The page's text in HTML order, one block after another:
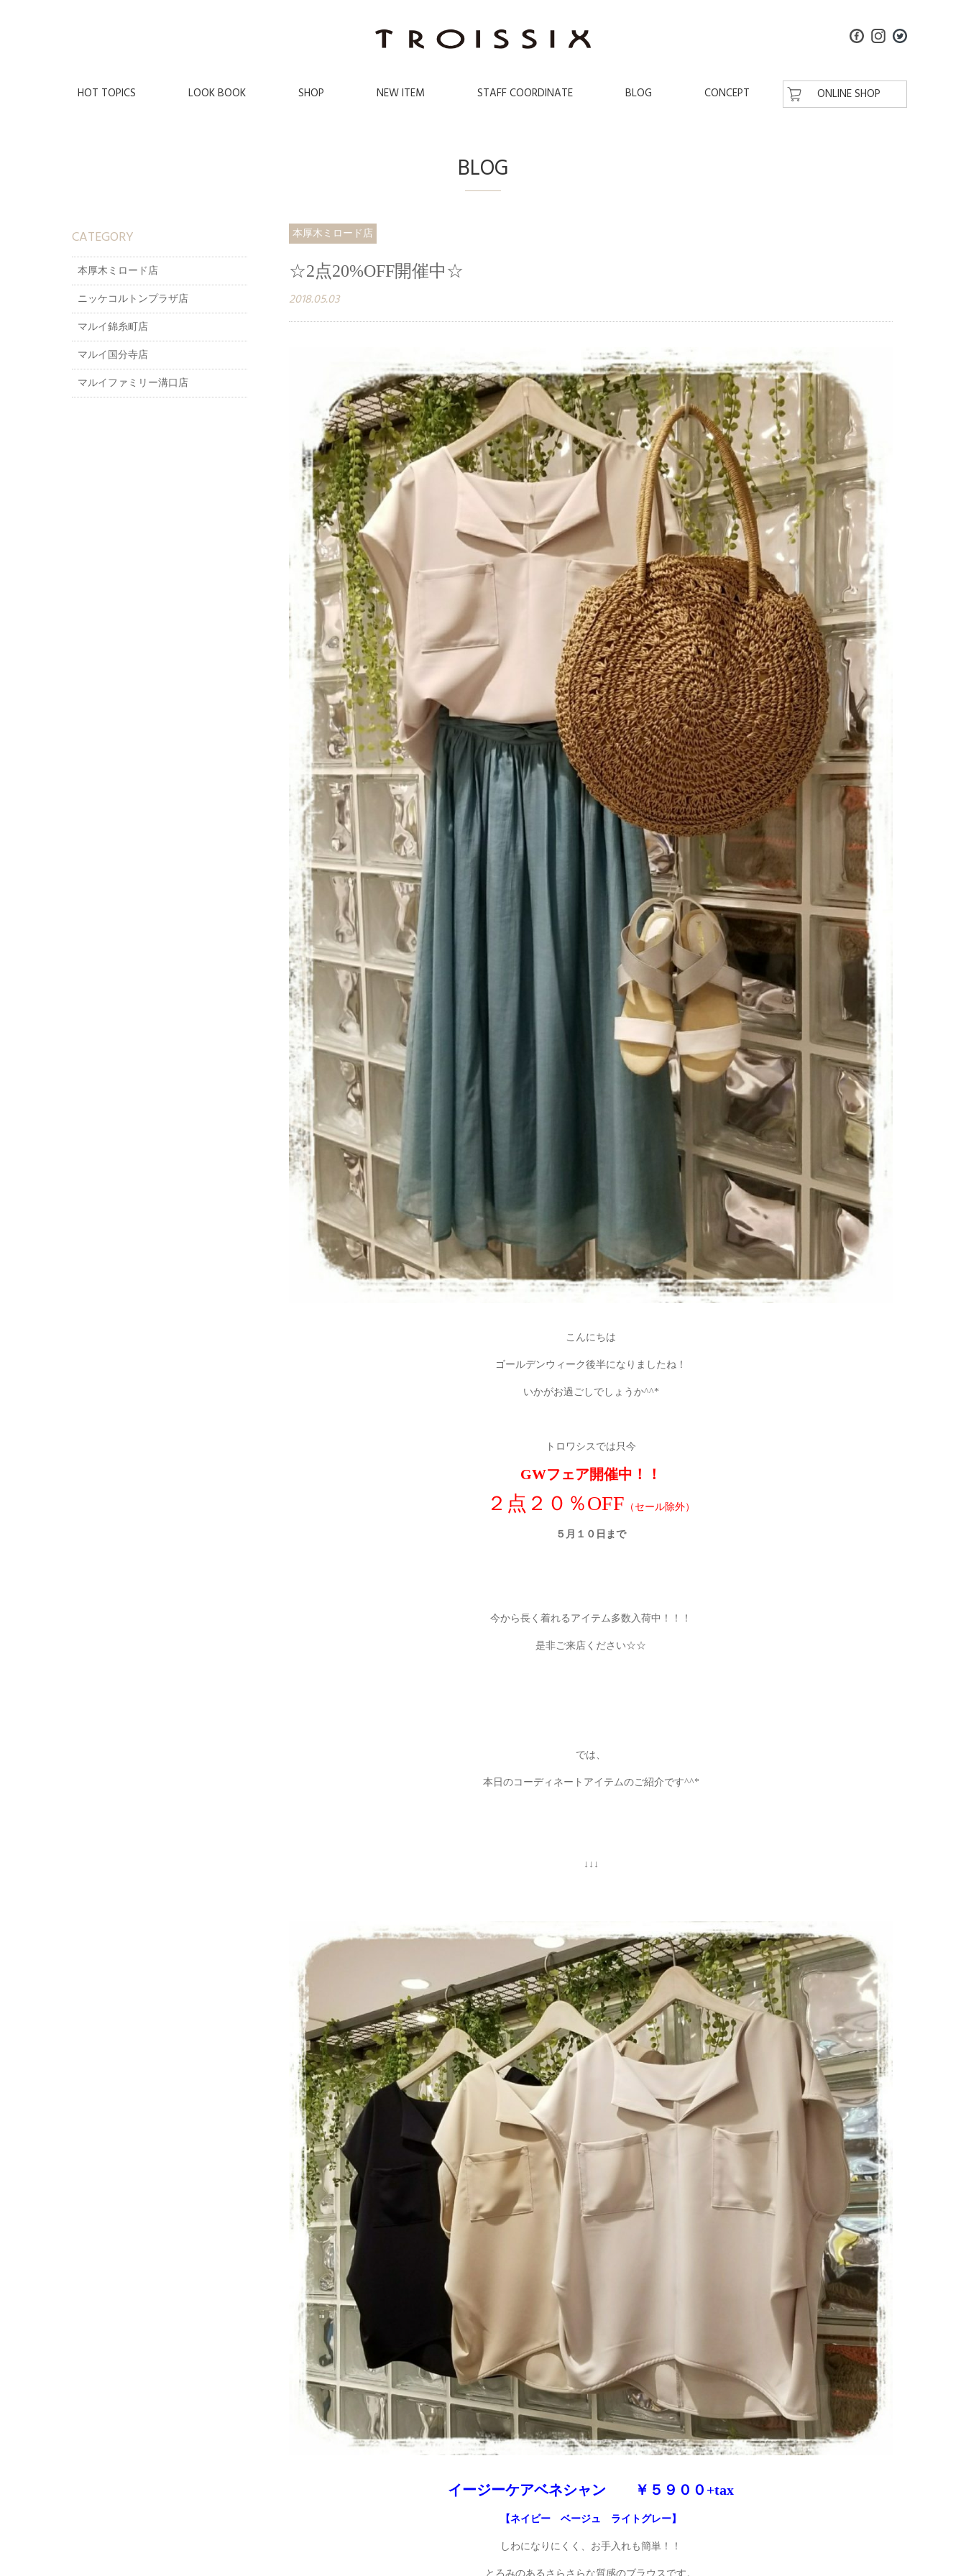
HOT TOPICS LOOK BOOK SHOP NEW ITEM STAFF COORDINATE BLOG CONCEPT ONLINE SHOP
BLOG
CATEGORY
本厚木ミロード店
ニッケコルトンプラザ店
マルイ錦糸町店
マルイ国分寺店
マルイファミリー溝口店
本厚木ミロード店
☆2点20%OFF開催中☆
2018.05.03
こんにちは
ゴールデンウィーク後半になりましたね！
いかがお過ごしでしょうか^^*
トロワシスでは只今
GWフェア開催中！！
２点２０％OFF （セール除外）
５月１０日まで
今から長く着れるアイテム多数入荷中！！！
是非ご来店ください☆☆
では、
本日のコーディネートアイテムのご紹介です^^*
↓↓↓
イージーケアベネシャン ￥５９００+tax
【ネイビー ベージュ ライトグレー】
しわになりにくく、お手入れも簡単！！
とろみのあるさらさらな質感のブラウスです。